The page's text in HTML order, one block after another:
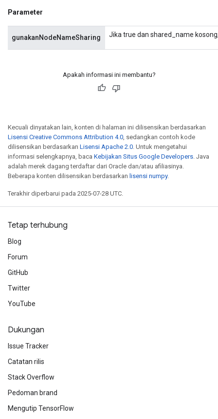
Parameter
gunakanNodeNameSharing Jika true dan shared_name
Apakah informasi ini membantu?
Kecuali dinyatakan lain, konten di halaman ini dilisensikan berdasarkan
Lisensi Creative Commons Attribution 4.0, sedangkan contoh kode
dilisensikan berdasarkan Lisensi Apache 2.0. Untuk mengetahui
informasi selengkapnya, baca Kebijakan Situs Google Developers. Java
adalah merek dagang terdaftar dari Oracle dan/atau afiliasinya.
Beberapa konten dilisensikan berdasarkan lisensi numpy.
Terakhir diperbarui pada 2025-07-28 UTC.
Tetap terhubung
Blog
Forum
GitHub
Twitter
YouTube
Dukungan
Issue Tracker
Catatan rilis
Stack Overflow
Pedoman brand
Mengutip TensorFlow